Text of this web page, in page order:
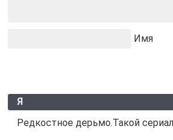
Имя
Я
Редкостное дерьмо.Такой